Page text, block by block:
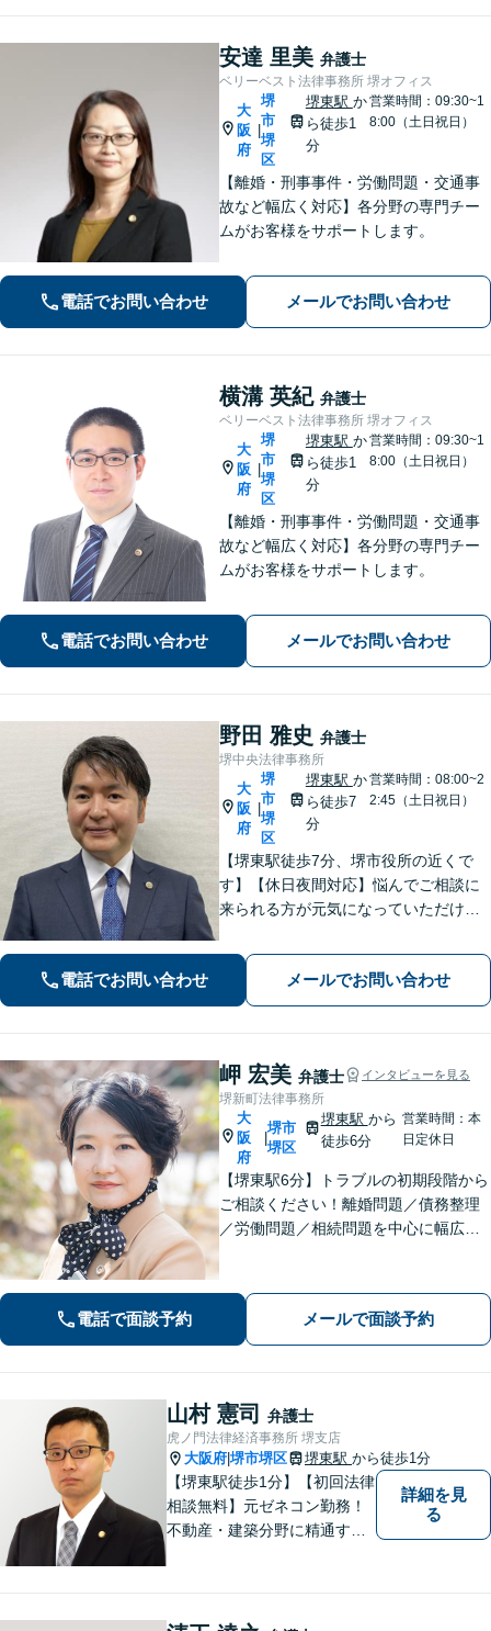
安達 里美 弁護士
ベリーベスト法律事務所 堺オフィス
大
阪
府
堺
市
堺
区
堺東駅 か
ら徒歩1
分
営業時間：09:30~1
8:00（土日祝日）
【離婚・刑事事件・労働問題・交通事
故など幅広く対応】各分野の専門チー
ムがお客様をサポートします。
電話でお問い合わせ メールでお問い合わせ
横溝 英紀 弁護士
ベリーベスト法律事務所 堺オフィス
大
阪
府
堺
市
堺
区
堺東駅 か
ら徒歩1
分
営業時間：09:30~1
8:00（土日祝日）
【離婚・刑事事件・労働問題・交通事
故など幅広く対応】各分野の専門チー
ムがお客様をサポートします。
電話でお問い合わせ メールでお問い合わせ
野田 雅史 弁護士
堺中央法律事務所
大
阪
府
堺
市
堺
区
堺東駅 か
ら徒歩7
分
営業時間：08:00~2
2:45（土日祝日）
【堺東駅徒歩7分、堺市役所の近くで
す】【休日夜間対応】悩んでご相談に
来られる方が元気になっていただける
に法律相談のご予約についてお問合せ
ください。分野によっては、初回30分
間の無料相談を実施しております。
電話でお問い合わせ メールでお問い合わせ
岬 宏美 弁護士 インタビューを見る
堺新町法律事務所
大
阪
府
堺市
堺区
堺東駅 から
徒歩6分
営業時間：本
日定休日
【堺東駅6分】トラブルの初期段階から
ご相談ください！離婚問題／債務整理
／労働問題／相続問題を中心に幅広く
す【完全個室】
電話で面談予約 メールで面談予約
山村 憲司 弁護士
虎ノ門法律経済事務所 堺支店
大阪府 堺市堺区 堺東駅 から徒歩1分
【堺東駅徒歩1分】【初回法律
相談無料】元ゼネコン勤務！
不動産・建築分野に精通する
す！全国の支店ネットワーク
詳細を見
る